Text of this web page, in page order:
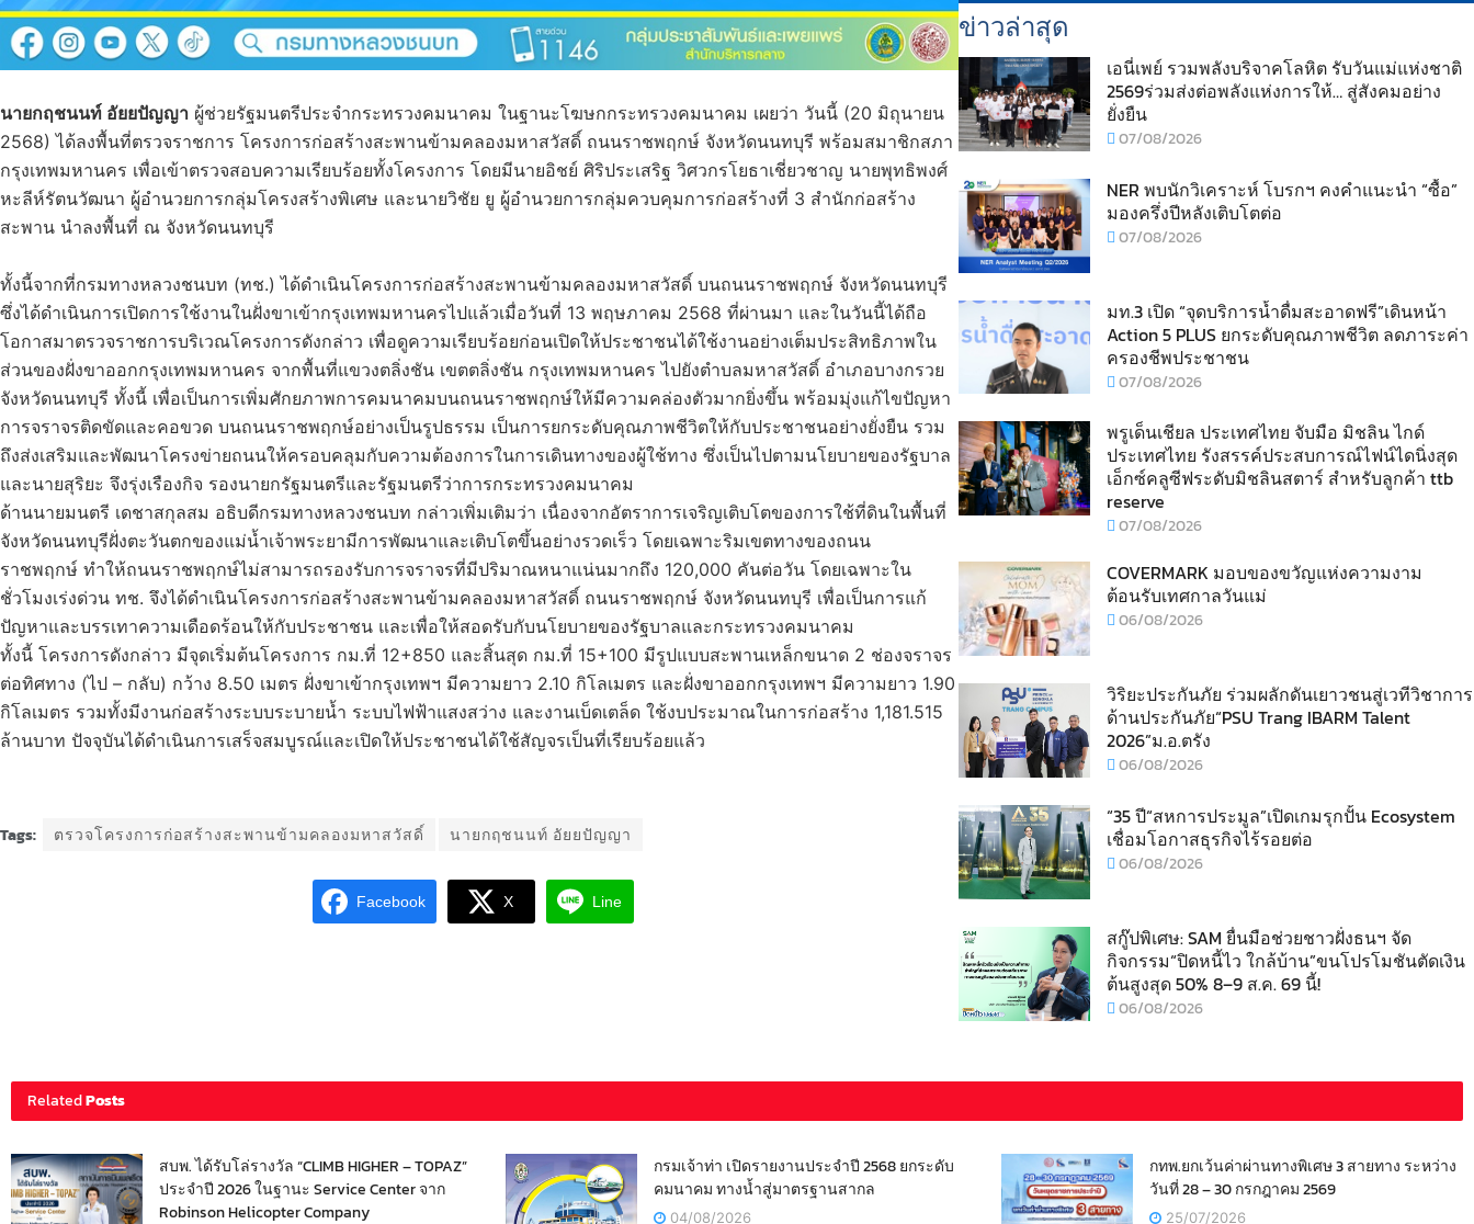
นายกฤชนนท์ อัยยปัญญา ผู้ช่วยรัฐมนตรีประจำกระทรวงคมนาคม ในฐานะโฆษกกระทรวงคมนาคม เผยว่า วันนี้ (20 มิถุนายน
2568) ได้ลงพื้นที่ตรวจราชการ โครงการก่อสร้างสะพานข้ามคลองมหาสวัสดิ์ ถนนราชพฤกษ์ จังหวัดนนทบุรี พร้อมสมาชิกสภา
กรุงเทพมหานคร เพื่อเข้าตรวจสอบความเรียบร้อยทั้งโครงการ โดยมีนายอิชย์ ศิริประเสริฐ วิศวกรโยธาเชี่ยวชาญ นายพุทธิพงศ์
หะลีห์รัตนวัฒนา ผู้อำนวยการกลุ่มโครงสร้างพิเศษ และนายวิชัย ยู ผู้อำนวยการกลุ่มควบคุมการก่อสร้างที่ 3 สำนักก่อสร้าง
สะพาน นำลงพื้นที่ ณ จังหวัดนนทบุรี
ทั้งนี้จากที่กรมทางหลวงชนบท (ทช.) ได้ดำเนินโครงการก่อสร้างสะพานข้ามคลองมหาสวัสดิ์ บนถนนราชพฤกษ์ จังหวัดนนทบุรี
ซึ่งได้ดำเนินการเปิดการใช้งานในฝั่งขาเข้ากรุงเทพมหานครไปแล้วเมื่อวันที่ 13 พฤษภาคม 2568 ที่ผ่านมา และในวันนี้ได้ถือ
โอกาสมาตรวจราชการบริเวณโครงการดังกล่าว เพื่อดูความเรียบร้อยก่อนเปิดให้ประชาชนได้ใช้งานอย่างเต็มประสิทธิภาพใน
ส่วนของฝั่งขาออกกรุงเทพมหานคร จากพื้นที่แขวงตลิ่งชัน เขตตลิ่งชัน กรุงเทพมหานคร ไปยังตำบลมหาสวัสดิ์ อำเภอบางกรวย
จังหวัดนนทบุรี ทั้งนี้ เพื่อเป็นการเพิ่มศักยภาพการคมนาคมบนถนนราชพฤกษ์ให้มีความคล่องตัวมากยิ่งขึ้น พร้อมมุ่งแก้ไขปัญหา
การจราจรติดขัดและคอขวด บนถนนราชพฤกษ์อย่างเป็นรูปธรรม เป็นการยกระดับคุณภาพชีวิตให้กับประชาชนอย่างยั่งยืน รวม
ถึงส่งเสริมและพัฒนาโครงข่ายถนนให้ครอบคลุมกับความต้องการในการเดินทางของผู้ใช้ทาง ซึ่งเป็นไปตามนโยบายของรัฐบาล
และนายสุริยะ จึงรุ่งเรืองกิจ รองนายกรัฐมนตรีและรัฐมนตรีว่าการกระทรวงคมนาคม
ด้านนายมนตรี เดชาสกุลสม อธิบดีกรมทางหลวงชนบท กล่าวเพิ่มเติมว่า เนื่องจากอัตราการเจริญเติบโตของการใช้ที่ดินในพื้นที่
จังหวัดนนทบุรีฝั่งตะวันตกของแม่น้ำเจ้าพระยามีการพัฒนาและเติบโตขึ้นอย่างรวดเร็ว โดยเฉพาะริมเขตทางของถนน
ราชพฤกษ์ ทำให้ถนนราชพฤกษ์ไม่สามารถรองรับการจราจรที่มีปริมาณหนาแน่นมากถึง 120,000 คันต่อวัน โดยเฉพาะใน
ชั่วโมงเร่งด่วน ทช. จึงได้ดำเนินโครงการก่อสร้างสะพานข้ามคลองมหาสวัสดิ์ ถนนราชพฤกษ์ จังหวัดนนทบุรี เพื่อเป็นการแก้
ปัญหาและบรรเทาความเดือดร้อนให้กับประชาชน และเพื่อให้สอดรับกับนโยบายของรัฐบาลและกระทรวงคมนาคม
ทั้งนี้ โครงการดังกล่าว มีจุดเริ่มต้นโครงการ กม.ที่ 12+850 และสิ้นสุด กม.ที่ 15+100 มีรูปแบบสะพานเหล็กขนาด 2 ช่องจราจร
ต่อทิศทาง (ไป – กลับ) กว้าง 8.50 เมตร ฝั่งขาเข้ากรุงเทพฯ มีความยาว 2.10 กิโลเมตร และฝั่งขาออกกรุงเทพฯ มีความยาว 1.90
กิโลเมตร รวมทั้งมีงานก่อสร้างระบบระบายน้ำ ระบบไฟฟ้าแสงสว่าง และงานเบ็ดเตล็ด ใช้งบประมาณในการก่อสร้าง 1,181.515
ล้านบาท ปัจจุบันได้ดำเนินการเสร็จสมบูรณ์และเปิดให้ประชาชนได้ใช้สัญจรเป็นที่เรียบร้อยแล้ว
Tags: ตรวจโครงการก่อสร้างสะพานข้ามคลองมหาสวัสดิ์ นายกฤชนนท์ อัยยปัญญา
Facebook X Line
ข่าวล่าสุด
เอนี่เพย์ รวมพลังบริจาคโลหิต รับวันแม่แห่งชาติ
2569ร่วมส่งต่อพลังแห่งการให้… สู่สังคมอย่าง
ยั่งยืน
07/08/2026
NER พบนักวิเคราะห์ โบรกฯ คงคำแนะนำ “ซื้อ”
มองครึ่งปีหลังเติบโตต่อ
07/08/2026
มท.3 เปิด “จุดบริการน้ำดื่มสะอาดฟรี”เดินหน้า
Action 5 PLUS ยกระดับคุณภาพชีวิต ลดภาระค่า
ครองชีพประชาชน
07/08/2026
พรูเด็นเชียล ประเทศไทย จับมือ มิชลิน ไกด์
ประเทศไทย รังสรรค์ประสบการณ์ไฟน์ไดนิ่งสุด
เอ็กซ์คลูซีฟระดับมิชลินสตาร์ สำหรับลูกค้า ttb
reserve
07/08/2026
COVERMARK มอบของขวัญแห่งความงาม
ต้อนรับเทศกาลวันแม่
06/08/2026
วิริยะประกันภัย ร่วมผลักดันเยาวชนสู่เวทีวิชาการ
ด้านประกันภัย“PSU Trang IBARM Talent
2026”ม.อ.ตรัง
06/08/2026
“35 ปี“สหการประมูล”เปิดเกมรุกปั้น Ecosystem
เชื่อมโอกาสธุรกิจไร้รอยต่อ
06/08/2026
สกู๊ปพิเศษ: SAM ยื่นมือช่วยชาวฝั่งธนฯ จัด
กิจกรรม“ปิดหนี้ไว ใกล้บ้าน”ขนโปรโมชันตัดเงิน
ต้นสูงสุด 50% 8–9 ส.ค. 69 นี้!
06/08/2026
RelatedPosts
สบพ. ได้รับโล่รางวัล “CLIMB HIGHER – TOPAZ”
ประจำปี 2026 ในฐานะ Service Center จาก
Robinson Helicopter Company
กรมเจ้าท่า เปิดรายงานประจำปี 2568 ยกระดับ
คมนาคม ทางน้ำสู่มาตรฐานสากล
04/08/2026
กทพ.ยกเว้นค่าผ่านทางพิเศษ 3 สายทาง ระหว่าง
วันที่ 28 – 30 กรกฎาคม 2569
25/07/2026